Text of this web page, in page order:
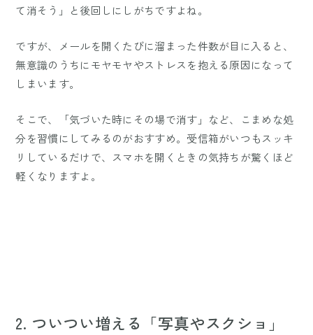
て消そう」と後回しにしがちですよね。
ですが、メールを開くたびに溜まった件数が目に入ると、
無意識のうちにモヤモヤやストレスを抱える原因になって
しまいます。
そこで、「気づいた時にその場で消す」など、こまめな処
分を習慣にしてみるのがおすすめ。受信箱がいつもスッキ
リしているだけで、スマホを開くときの気持ちが驚くほど
軽くなりますよ。
2. ついつい増える「写真やスクショ」